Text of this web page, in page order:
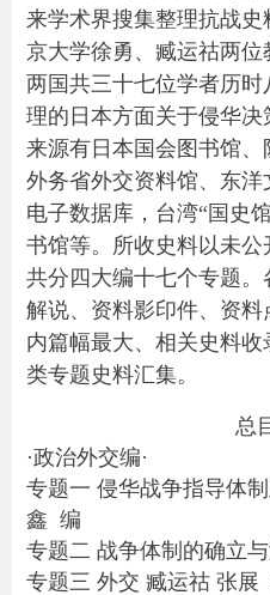
来学术界搜集整理抗战
京大学徐勇、臧运祜两位
两国共三十七位学者历
理的日本方面关于侵华
来源有日本国会图书馆、
外务省外交资料馆、东
电子数据库，台湾“国史
书馆等。所收史料以未公
共分四大编十七个专题
解说、资料影印件、资
内篇幅最大、相关史料
类专题史料汇集。
总
·政治外交编·
专题一 侵华战争指导体
鑫 编
专题二 战争体制的确立
专题三 外交 臧运祜 张展